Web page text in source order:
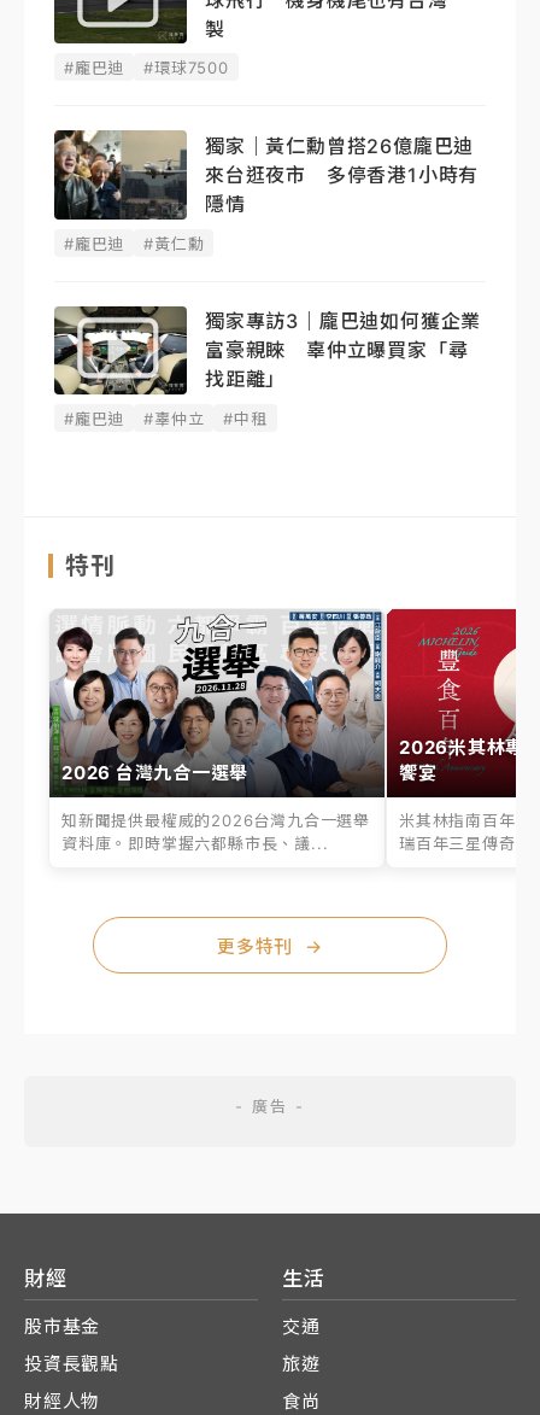
製
#龐巴迪 #環球7500
獨家｜黃仁勳曾搭26億龐巴迪
來台逛夜市 多停香港1小時有
隱情
#龐巴迪 #黃仁勳
獨家專訪3｜龐巴迪如何獲企業
富豪親睞 辜仲立曝買家「尋
找距離」
#龐巴迪 #辜仲立 #中租
特刊
2026 台灣九合一選舉
知新聞提供最權威的2026台灣九合一選舉
資料庫。即時掌握六都縣市長、議...
2026米其林專
饗宴
米其林指南百年之
瑞百年三星傳奇、
更多特刊 →
財經
股市基金
投資長觀點
財經人物
生活
交通
旅遊
食尚